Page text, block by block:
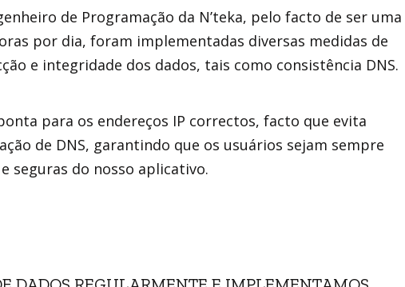
de Programação da N’teka, pelo facto de ser uma
por dia, foram implementadas diversas medidas de
e integridade dos dados, tais como consistência DNS.
para os endereços IP correctos, facto que evita
de DNS, garantindo que os usuários sejam sempre
seguras do nosso aplicativo.